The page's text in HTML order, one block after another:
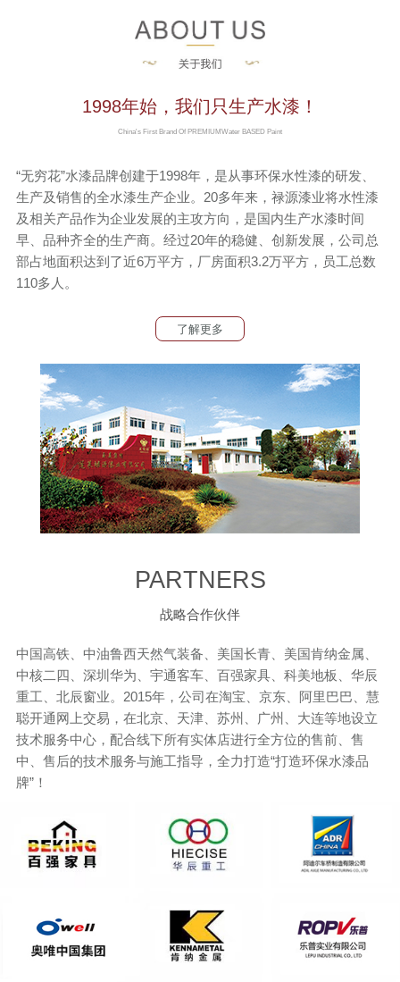
1998年始，我们只生产水漆！
China's First Brand Of PREMIUMWater BASED Paint
“无穷花”水漆品牌创建于1998年，是从事环保水性漆的研发、
生产及销售的全水漆生产企业。20多年来，禄源漆业将水性漆
及相关产品作为企业发展的主攻方向，是国内生产水漆时间
早、品种齐全的生产商。经过20年的稳健、创新发展，公司总
部占地面积达到了近6万平方，厂房面积3.2万平方，员工总数
110多人。
了解更多
PARTNERS
战略合作伙伴
中国高铁、中油鲁西天然气装备、美国长青、美国肯纳金属、
中核二四、深圳华为、宇通客车、百强家具、科美地板、华辰
重工、北辰窗业。2015年，公司在淘宝、京东、阿里巴巴、慧
聪开通网上交易，在北京、天津、苏州、广州、大连等地设立
技术服务中心，配合线下所有实体店进行全方位的售前、售
中、售后的技术服务与施工指导，全力打造“打造环保水漆品
牌”！